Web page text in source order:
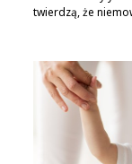
twierdzą, że